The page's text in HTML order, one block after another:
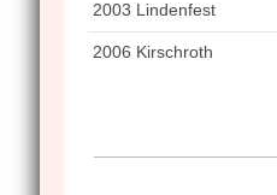
2003 Lindenfest
2006 Kirschroth